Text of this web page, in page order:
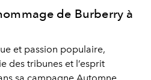
de Burberry à
et passion populaire,
des tribunes et l’esprit